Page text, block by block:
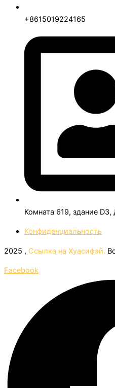
+8615019224165
Комната 619, здание
Конфиденциальность
2025 , Ссылка на Хуасифэй.
Facebook